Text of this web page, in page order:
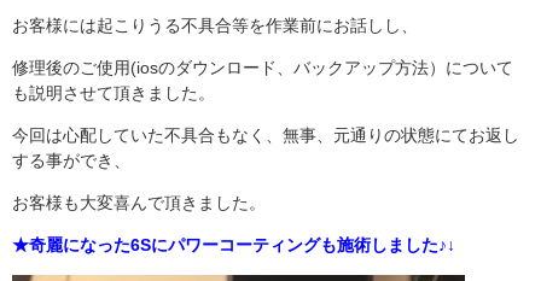
お客様には起こりうる不具合等を作業前にお話しし、
修理後のご使用(iosのダウンロード、バックアップ方法）について
も説明させて頂きました。
今回は心配していた不具合もなく、無事、元通りの状態にてお返し
する事ができ、
お客様も大変喜んで頂きました。
★奇麗になった6Sにパワーコーティングも施術しました♪↓